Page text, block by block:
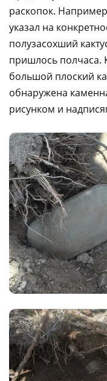
раскопок.
указал на
полузасохший
пришлось полчаса.
большой плоский
обнаружена
рисунком и